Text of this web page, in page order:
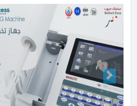
Prev